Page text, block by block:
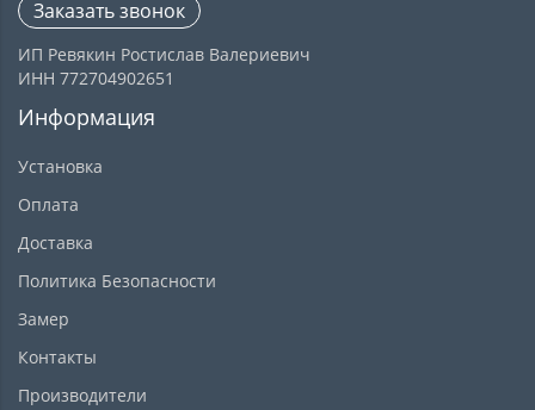
Заказать звонок
ИП Ревякин Ростислав Валериевич
ИНН 772704902651
Информация
Установка
Оплата
Доставка
Политика Безопасности
Замер
Контакты
Производители